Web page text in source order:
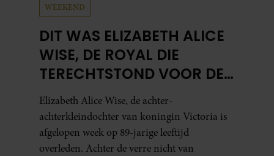
WEEKEND
DIT WAS ELIZABETH ALICE
WISE, DE ROYAL DIE
TERECHTSTOND VOOR DE
DOOD VAN HAAR BABY
Elizabeth Alice Wise, de achter-
achterkleindochter van koningin Victoria is
afgelopen week op 89-jarige leeftijd
overleden. Achter de verre nicht van